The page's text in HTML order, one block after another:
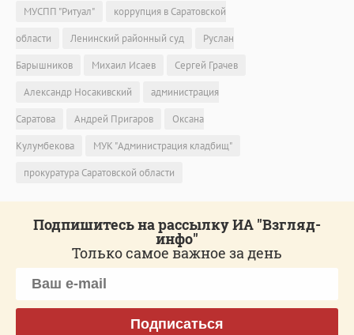
МУСПП "Ритуал"
коррупция в Саратовской
области
Ленинский районный суд
Руслан
Барышников
Михаил Исаев
Сергей Грачев
Александр Носакивский
администрация
Саратова
Андрей Пригаров
Оксана
Кулумбекова
МУК "Администрация кладбищ"
прокуратура Саратовской области
Подпишитесь на рассылку ИА "Взгляд-
инфо"
Только самое важное за день
Подписаться